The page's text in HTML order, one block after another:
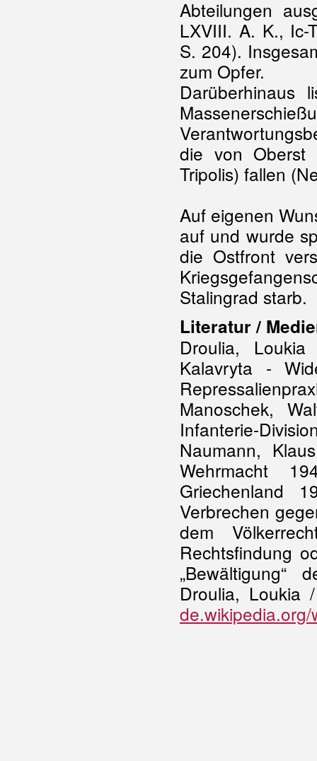
Abteilungen
LXVIII. A. K., Ic-
S. 204).
zum Opfer.
Darüberhinaus
die von Oberst
Tripolis) fallen
Auf eigenen
auf und wurde
die Ostfront
Stalingrad starb.
Literatur /
Droulia,
Kalavryta -
Manoschek,
Infanterie-
Naumann,
Wehrmacht
Griechenland
Verbrechen
dem
Rechtsfindung
„Bewältigung“
Droulia, Loukia